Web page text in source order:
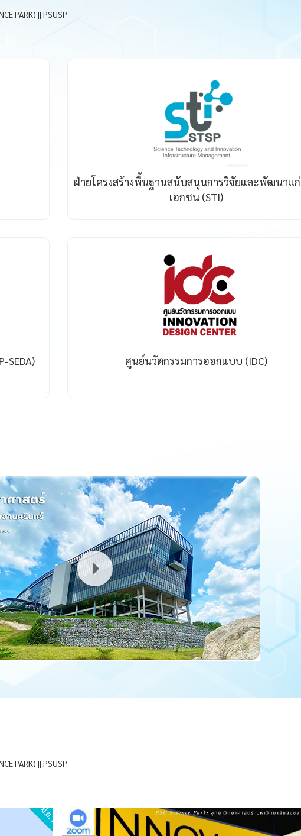
PARK) || PSUSP
ฝ่ายโครงสร้างพื้นฐานสนับสนุนการวิจัยและพัฒนาแ
เอกชน (STI)
ศูนย์นวัตกรรมการออกแบบ (IDC)
PARK) || PSUSP
1 มิ.ย. 2565